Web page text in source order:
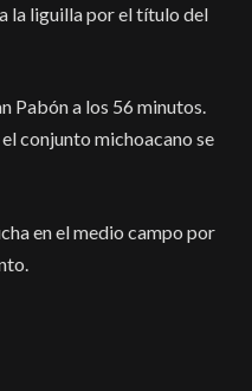
la liguilla por el título del
Pabón a los 56 minutos.
conjunto michoacano se
en el medio campo por